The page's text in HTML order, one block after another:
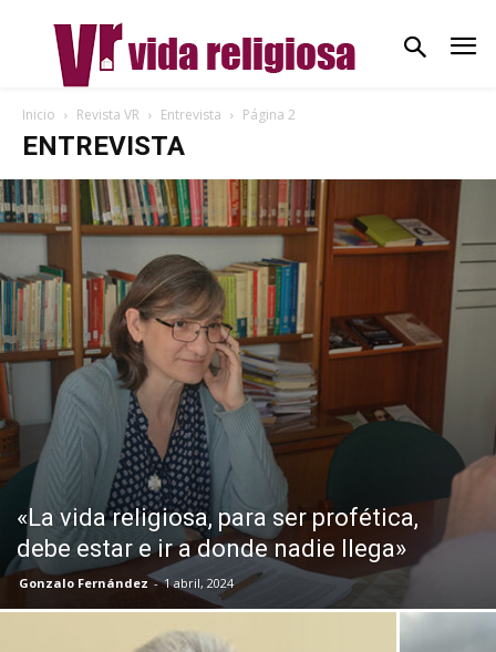
Inicio Revista VR Entrevista Página 2
ENTREVISTA
«La vida religiosa, para ser profética,
debe estar e ir a donde nadie llega»
Gonzalo Fernández - 1 abril, 2024